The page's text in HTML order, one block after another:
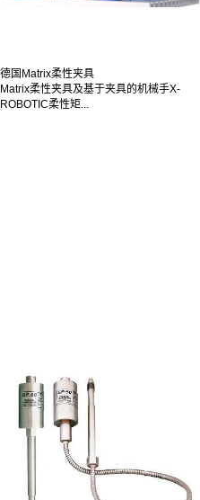
德国Matrix柔性夹具
Matrix柔性夹具及基于夹具的机械手X-
ROBOTIC柔性矩...